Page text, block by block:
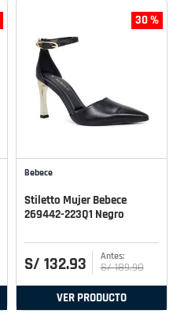
30 %
Bebece
Stiletto Mujer Bebece
269442-223Q1 Negro
S/ 132.93 S/ 189.90
VER PRODUCTO